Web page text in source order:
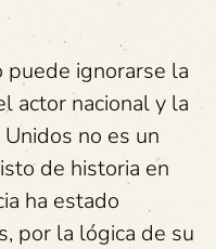
puede ignorarse la
actor nacional y la
no es un
de historia en
ha estado
por la lógica de su